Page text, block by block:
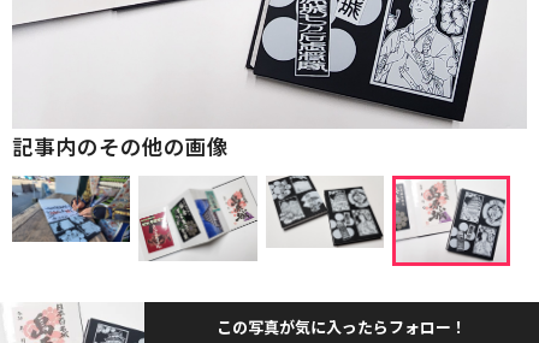
記事内のその他の画像
この写真が気に入ったらフォロー！